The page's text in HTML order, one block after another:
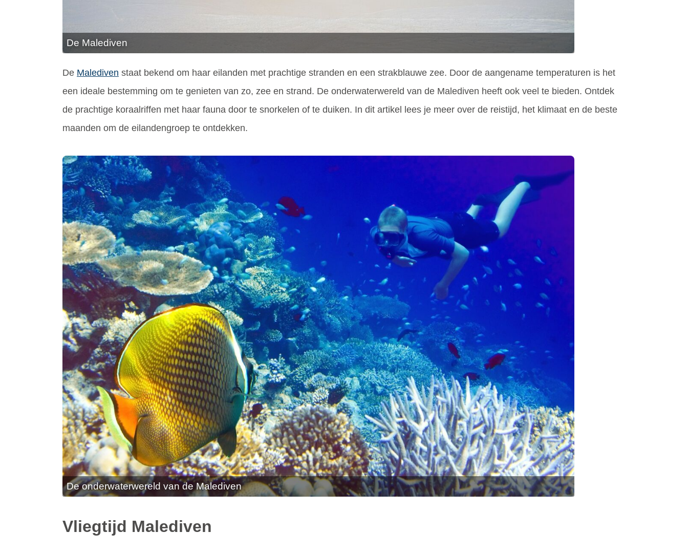
De Malediven
De Malediven staat bekend om haar eilanden met prachtige stranden en een strakblauwe zee. Door de aangename temperaturen is het
een ideale bestemming om te genieten van zo, zee en strand. De onderwaterwereld van de Malediven heeft ook veel te bieden. Ontdek
de prachtige koraalriffen met haar fauna door te snorkelen of te duiken. In dit artikel lees je meer over de reistijd, het klimaat en de beste
maanden om de eilandengroep te ontdekken.
De onderwaterwereld van de Malediven
Vliegtijd Malediven